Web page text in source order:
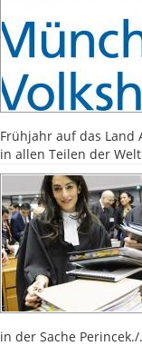
Frühjahr auf das Land
in allen Teilen der
in der Sache